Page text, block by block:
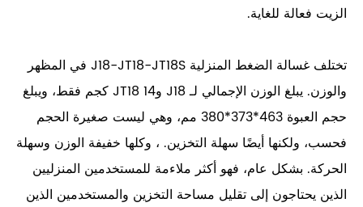
الزيت فعالة للغاية.
تختلف غسالة الضغط المنزلية J18-JT18-JT18S في المظهر
والوزن. يبلغ الوزن الإجمالي لـ J18 وJT18 14 كجم فقط، ويبلغ
حجم العبوة 463*373*380 مم، وهي ليست صغيرة الحجم
فحسب، ولكنها أيضًا سهلة التخزين. ، وكلها خفيفة الوزن وسهلة
الحركة. بشكل عام، فهو أكثر ملاءمة للمستخدمين المنزليين
الذين يحتاجون إلى تقليل مساحة التخزين والمستخدمين الذين